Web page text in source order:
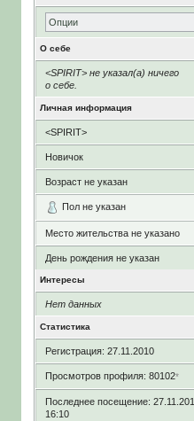
Опции
О себе
<SPIRIT> не указал(а) ничего
о себе.
Личная информация
<SPIRIT>
Новичок
Возраст не указан
Пол не указан
Место жительства не указано
День рождения не указан
Интересы
Нет данных
Статистика
Регистрация: 27.11.2010
Просмотров профиля: 80102*
Последнее посещение:
16:10